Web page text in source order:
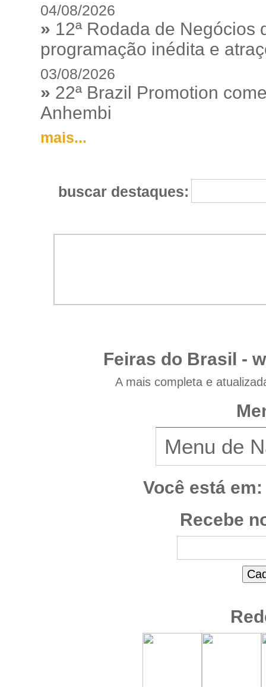
04/08/2026
» 12ª Rodada de Negócios
programação inédita e
03/08/2026
» 22ª Brazil Promotion
Anhembi
mais...
buscar destaques:
Feiras do Brasil -
A mais completa e
Você está em:
Recebe